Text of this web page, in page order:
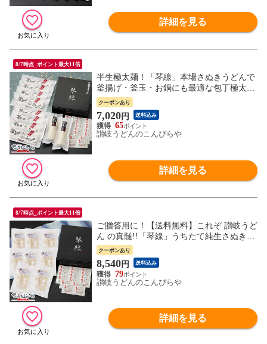
詳細を見る
8/7時点_ポイント最大11倍
半生極太麺！「琴線」本場さぬきうどんで
釜揚げ・釜玉・お鍋にも最適な包丁極太切
り讃岐うどん（16人前）と、巻いて熟成讃
岐家うどん（6人前）の合計22人前セッ
ト！つゆ付 【送料無料】内祝い/お歳暮/ギ
フト 御中元 敬老の日 プレゼント
クーポンあり
7,020円 送料込み
65
讃岐うどんのこんぴらや
詳細を見る
8/7時点_ポイント最大11倍
ご贈答用に！【送料無料】これぞ 讃岐うど
ん の真髄!!「琴線」うちたて純生さぬきう
どんセット（16人前）つゆ付贈答用特別化
粧箱入り内祝い/お歳暮/ギフト/敬老の日/お
中元/内祝 御中元 父の日 母の日 敬老の日
プレゼント
クーポンあり
8,540円 送料込み
79
讃岐うどんのこんぴらや
詳細を見る